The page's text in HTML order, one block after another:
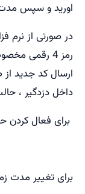
اورید و سپس مدت
در صورتی از نرم
ارسال کد جدید
داخل دزدگیر ،
برای فعال کردن
برای تغییر مدت